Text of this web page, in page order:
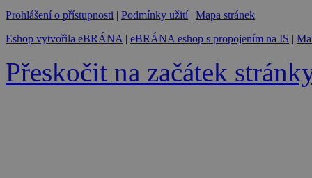
Prohlášení o přístupnosti Podmínky užití
Mapa stránek
Eshop vytvořila eBRÁNA| eBRÁNA eshop s propojením na IS
Přeskočit na začátek